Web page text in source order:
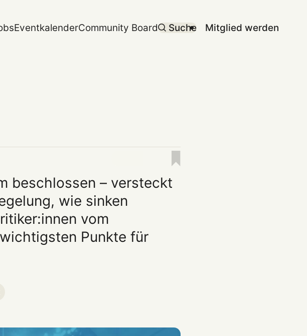
EventkalenderCommunity Board Suche Mitglied werden
beschlossen – versteckt
wie sinken
vom
Punkte für